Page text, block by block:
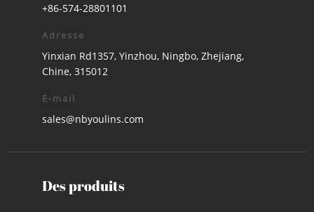
+86-574-28801101
Adresse
Yinxian Rd1357, Yinzhou, Ningbo, Zhejiang,
Chine, 315012
E-mail
sales@nbyoulins.com
Des produits